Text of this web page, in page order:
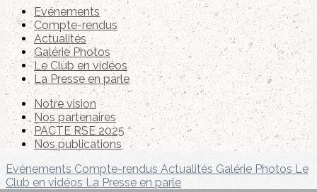
Evénements
Compte-rendus
Actualités
Galérie Photos
Le Club en vidéos
La Presse en parle
Notre vision
Nos partenaires
PACTE RSE 2025
Nos publications
Evénements Compte-rendus Actualités Galérie Photos Le
Club en vidéos La Presse en parle